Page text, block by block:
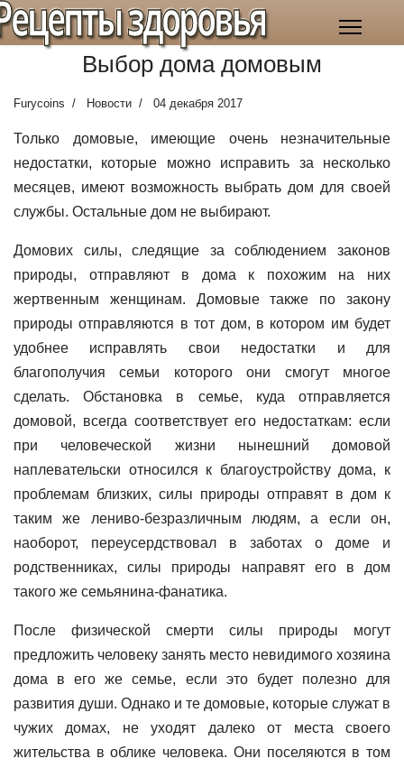
здоровья
Выбор дома домовым
Furycoins Новости 04 декабря 2017
Только домовые, имеющие очень незначительные
недостатки, которые можно исправить за несколько
месяцев, имеют возможность выбрать дом для своей
службы. Остальные дом не выбирают.
Домових силы, следящие за соблюдением законов
природы, отправляют в дома к похожим на них
жертвенным женщинам. Домовые также по закону
природы отправляются в тот дом, в котором им будет
удобнее исправлять свои недостатки и для
благополучия семьи которого они смогут многое
сделать. Обстановка в семье, куда отправляется
домовой, всегда соответствует его недостаткам: если
при человеческой жизни нынешний домовой
наплевательски относился к благоустройству дома, к
проблемам близких, силы природы отправят в дом к
таким же лениво-безразличным людям, а если он,
наоборот, переусердствовал в заботах о доме и
родственниках, силы природы направят его в дом
такого же семьянина-фанатика.
После физической смерти силы природы могут
предложить человеку занять место невидимого хозяина
дома в его же семье, если это будет полезно для
развития души. Однако и те домовые, которые служат в
чужих домах, не уходят далеко от места своего
жительства в облике человека. Они поселяются в том